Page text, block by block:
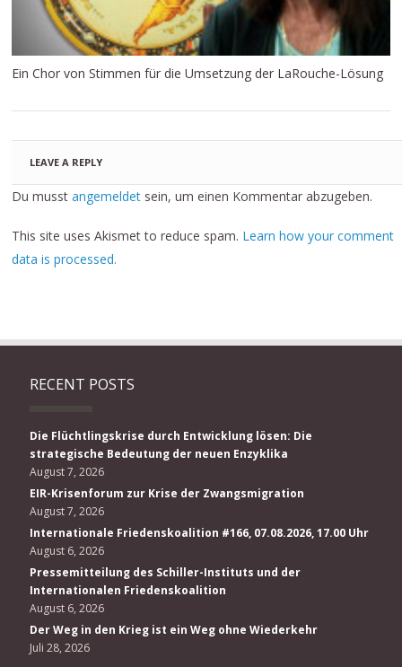
Ein Chor von Stimmen für die Umsetzung der LaRouche-Lösung
LEAVE A REPLY
Du musstangemeldet sein, um einen Kommentar abzugeben.
This site uses Akismet to reduce spam. Learn how your comment
data is processed.
RECENT POSTS
Die Flüchtlingskrise durch Entwicklung lösen: Die
strategische Bedeutung der neuen Enzyklika
August 7, 2026
EIR-Krisenforum zur Krise der Zwangsmigration
August 7, 2026
Internationale Friedenskoalition #166, 07.08.2026, 17.00 Uhr
August 6, 2026
Pressemitteilung des Schiller-Instituts und der
Internationalen Friedenskoalition
August 6, 2026
Der Weg in den Krieg ist ein Weg ohne Wiederkehr
Juli 28, 2026